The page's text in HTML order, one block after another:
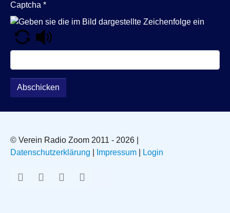
Captcha *
Abschicken
© Verein Radio Zoom 2011 - 2026 |
Datenschutzerklärung
Impressum Login